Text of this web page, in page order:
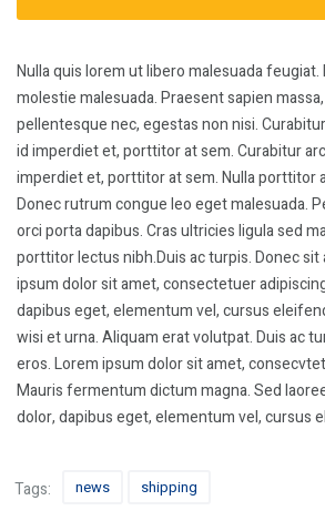
Nulla quis lorem ut libero malesuada
molestie malesuada. Praesent sapien
pellentesque nec, egestas non nisi.
id imperdiet et, porttitor at sem. Curabitur
imperdiet et, porttitor at sem. Nulla porttitor
Donec rutrum congue leo eget malesuada.
orci porta dapibus. Cras ultricies ligula sed
porttitor lectus nibh.Duis ac turpis. Donec sit
ipsum dolor sit amet, consectetuer
dapibus eget, elementum vel, cursus
wisi et urna. Aliquam erat volutpat. Duis ac
eros. Lorem ipsum dolor sit amet,
Mauris fermentum dictum magna. Sed
dolor, dapibus eget, elementum vel, cursus
Tags: news shipping